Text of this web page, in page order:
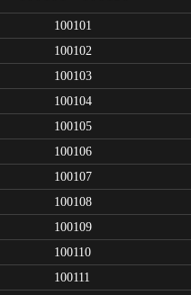
100101
100102
100103
100104
100105
100106
100107
100108
100109
100110
100111